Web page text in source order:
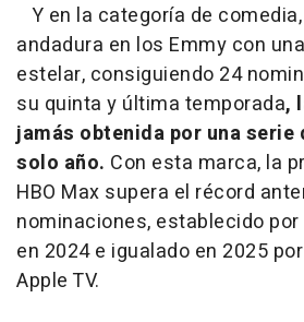
Y en la categoría de
andadura en los Emmy con
estelar, consiguiendo 24
su quinta y última temporada,
jamás obtenida por una serie
solo año. Con esta marca, la
HBO Max supera el récord
nominaciones, establecido por
en 2024 e igualado en 2025
Apple TV.